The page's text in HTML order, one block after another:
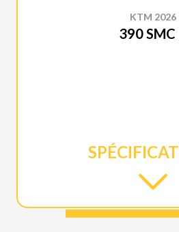
KTM 2026
390 SMC